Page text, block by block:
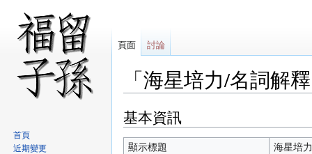
「海星培力/名詞解
跳
至
導
跳
至
搜
基本資訊
顯示標題
海星培
頁面 討論
首頁
近期變更